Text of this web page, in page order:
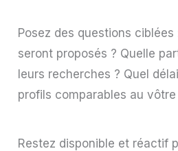
Posez des questions
seront proposés ? Quelle
leurs recherches ? Quel
profils comparables au vôtre
Restez disponible et réactif